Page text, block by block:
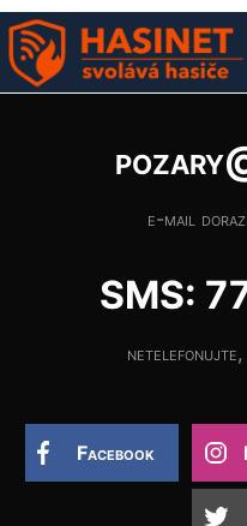
e-mail
SMS:
netelefonujte,
Facebook